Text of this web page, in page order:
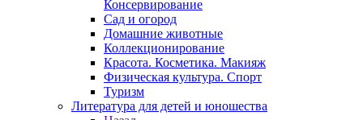
Консервирование
Сад и огород
Домашние животные
Коллекционирование
Красота. Косметика. Макияж
Физическая культура. Спорт
Туризм
Литература для детей и юношества